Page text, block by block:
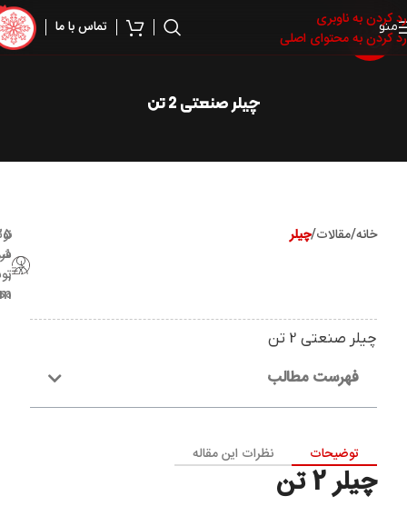
رد کردن به ناوبری
رد کردن به محتوای اصلی
منو تماس با ما
چیلر صنعتی 2 تن
خانه/مقالات/چیلر
,
چیلر صنعتی 2 تن
فهرست مطالب
توضیحات نظرات این مقاله
چیلر 2 تن